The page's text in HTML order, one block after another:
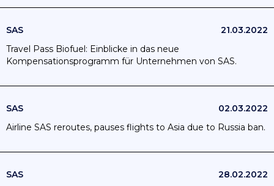
SAS
21.03.2022
Travel Pass Biofuel: Einblicke in das neue
Kompensationsprogramm für Unternehmen von SAS.
SAS
02.03.2022
Airline SAS reroutes, pauses flights to Asia due to Russia ban.
SAS
28.02.2022